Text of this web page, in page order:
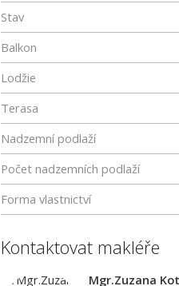
Stav
Balkon
Lodžie
Terasa
Nadzemní podlaží
Počet nadzemních podlaží
Forma vlastnictví
Kontaktovat makléře
Mgr.Zuzana